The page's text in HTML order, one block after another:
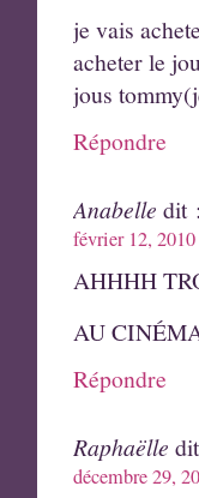
je vais
acheter le
jous
Répondre
Anabelle dit :
février 12,
AHHHH
AU
Répondre
Raphaëlle
décembre 29,